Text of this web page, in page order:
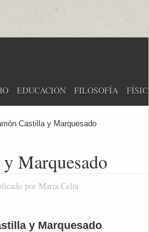
EDUCACIÓN FILOSOFÍA
Castilla y Marquesado
Marquesado
por María Celia
y Marquesado